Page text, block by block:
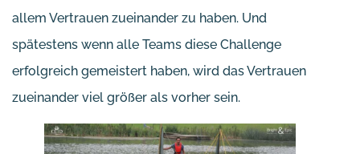
allem Vertrauen zueinander zu haben. Und
spätestens wenn alle Teams diese Challenge
erfolgreich gemeistert haben, wird das Vertrauen
zueinander viel größer als vorher sein.